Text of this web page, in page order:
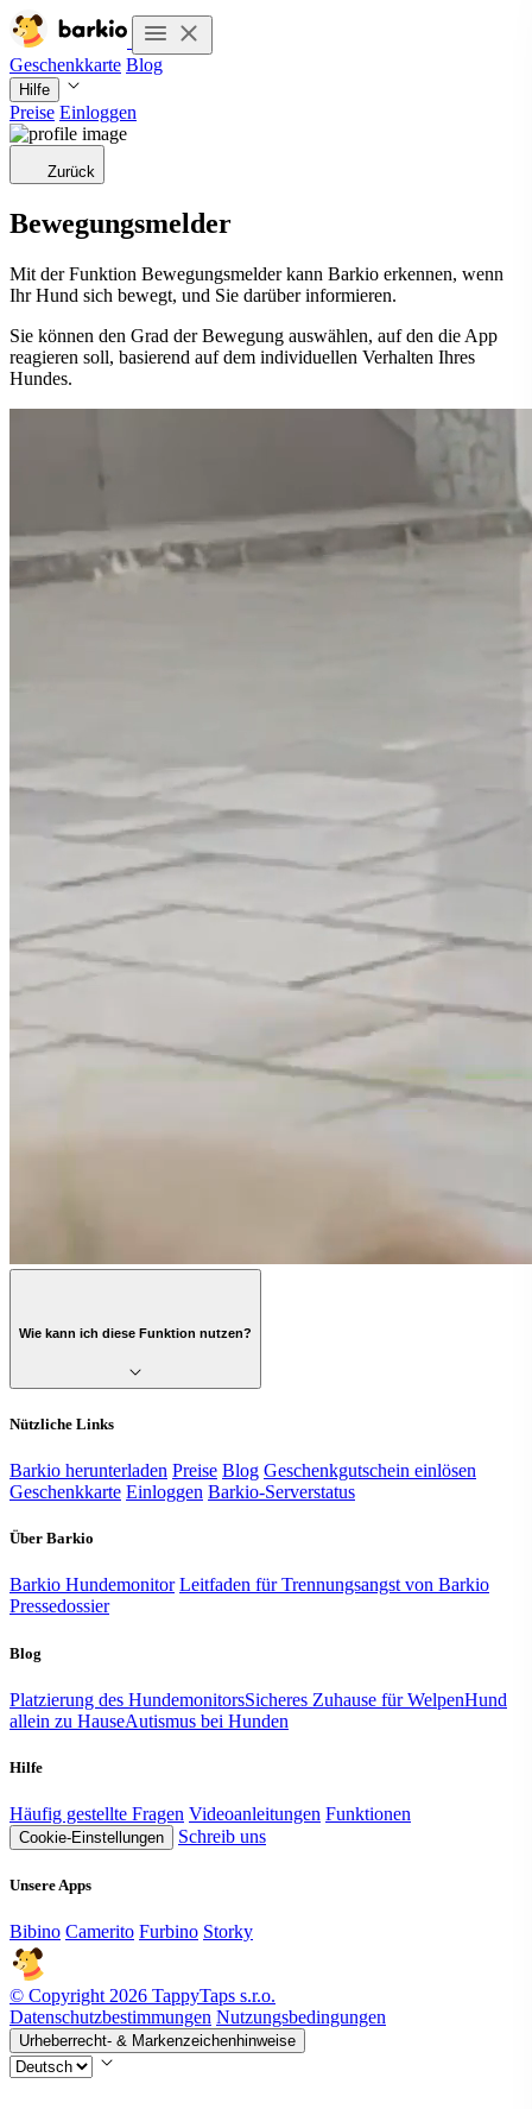
Geschenkkarte Blog
Hilfe
Preise Einloggen
Zurück
Bewegungsmelder
Mit der Funktion Bewegungsmelder kann Barkio erkennen, wenn
Ihr Hund sich bewegt, und Sie darüber informieren.
Sie können den Grad der Bewegung auswählen, auf den die App
reagieren soll, basierend auf dem individuellen Verhalten Ihres
Hundes.
Wie kann ich diese Funktion nutzen?
Nützliche Links
Barkio herunterladen Preise Blog Geschenkgutschein einlösen
Geschenkkarte Einloggen Barkio-Serverstatus
Über Barkio
Barkio Hundemonitor Leitfaden für Trennungsangst von Barkio
Pressedossier
Blog
Platzierung des HundemonitorsSicheres Zuhause für WelpenHund
allein zu HauseAutismus bei Hunden
Hilfe
Häufig gestellte Fragen Videoanleitungen Funktionen
Cookie-Einstellungen Schreib uns
Unsere Apps
Bibino Camerito Furbino Storky
© Copyright 2026 TappyTaps s.r.o.
Datenschutzbestimmungen Nutzungsbedingungen
Urheberrecht- & Markenzeichenhinweise